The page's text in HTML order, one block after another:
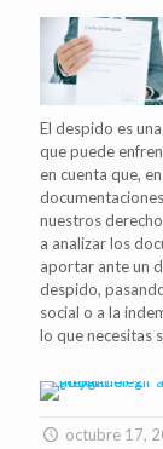
El despido es
que puede
en cuenta que,
nuestros
a analizar los
aportar ante un
despido,
social o a la
lo que necesitas
octubre 17,